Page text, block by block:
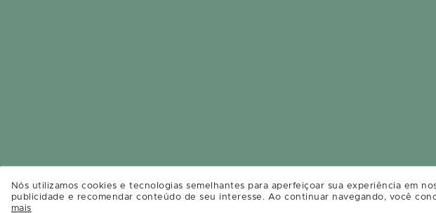
Nós utilizamos cookies e tecnologias semelhantes para aperfeiçoar sua experiência em
publicidade e recomendar conteúdo de seu interesse. Ao continuar navegando, você
mais